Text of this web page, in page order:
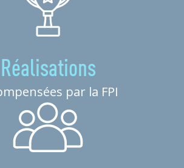
Réalisations
par la FPI